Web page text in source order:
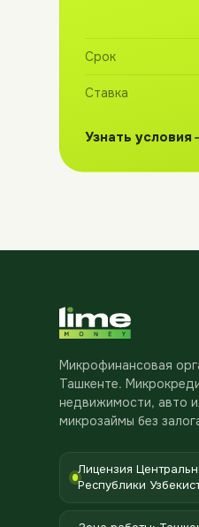
Срок
Ставка
Узнать условия
Микрофинансовая
Ташкенте.
недвижимости, авто
микрозаймы без
Лицензия
Республики